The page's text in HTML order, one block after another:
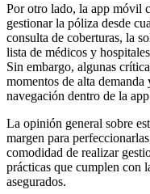
Por otro lado, la app móvil
gestionar la póliza desde
consulta de coberturas, la
lista de médicos y
Sin embargo, algunas
momentos de alta
navegación dentro de la
La opinión general sobre
margen para
comodidad de realizar
prácticas que cumplen con
asegurados.